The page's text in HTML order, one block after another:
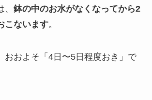
鉢の中のお水がなくなってから2
こないます。
おおよそ「4日〜5日程度おき」で